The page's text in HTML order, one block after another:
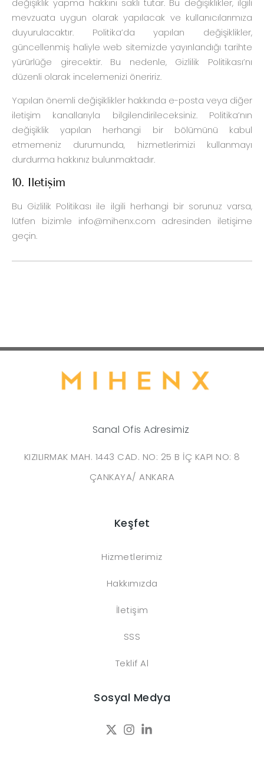
değişiklik yapma hakkını saklı tutar. Bu değişiklikler, ilgili
mevzuata uygun olarak yapılacak ve kullanıcılarımıza
duyurulacaktır. Politika’da yapılan değişiklikler,
güncellenmiş haliyle web sitemizde yayınlandığı tarihte
yürürlüğe girecektir. Bu nedenle, Gizlilik Politikası’nı
düzenli olarak incelemenizi öneririz.
Yapılan önemli değişiklikler hakkında e-posta veya diğer
iletişim kanallarıyla bilgilendirileceksiniz. Politika’nın
değişiklik yapılan herhangi bir bölümünü kabul
etmemeniz durumunda, hizmetlerimizi kullanmayı
durdurma hakkınız bulunmaktadır.
10. İletişim
Bu Gizlilik Politikası ile ilgili herhangi bir sorunuz varsa,
lütfen bizimle info@mihenx.com adresinden iletişime
geçin.
Sanal Ofis Adresimiz
KIZILIRMAK MAH. 1443 CAD. NO: 25 B İÇ KAPI NO: 8
ÇANKAYA/ ANKARA
Keşfet
Hizmetlerimiz
Hakkımızda
İletişim
SSS
Teklif Al
Sosyal Medya